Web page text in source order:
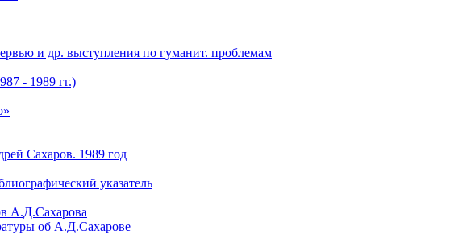
и др. выступления по гуманит. проблемам
- 1989 гг.)
Сахаров. 1989 год
указатель
А.Д.Сахарова
об А.Д.Сахарове